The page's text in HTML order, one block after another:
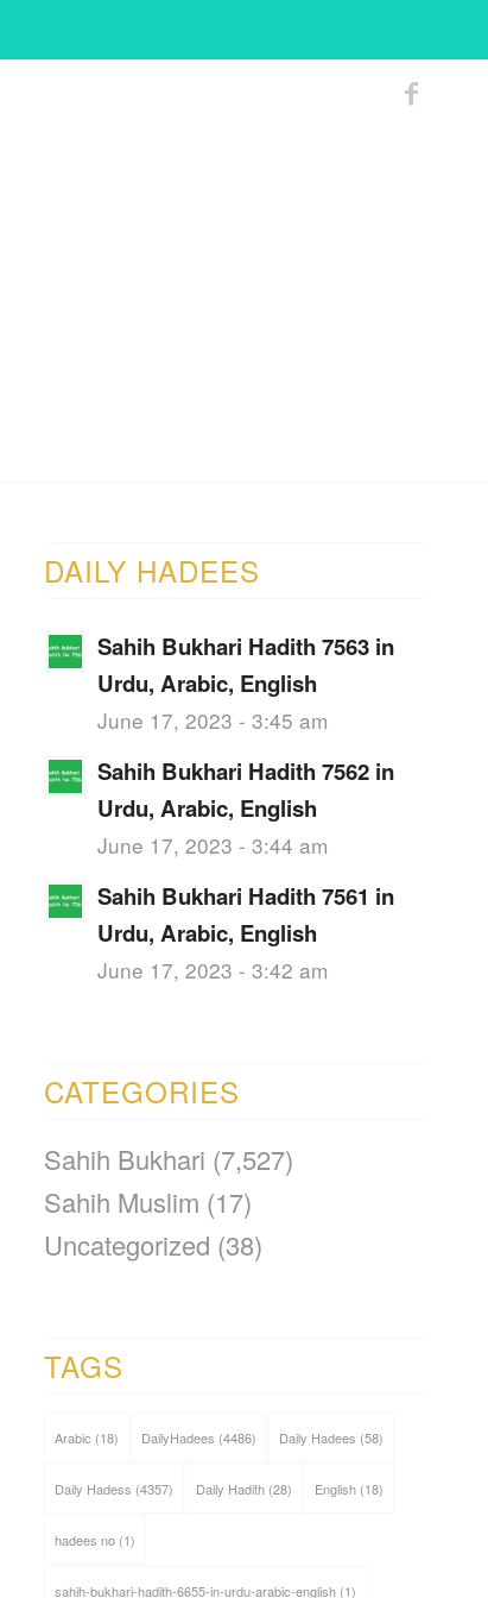
DAILY HADEES
Sahih Bukhari Hadith 7563 in
Urdu, Arabic, English
June 17, 2023 - 3:45 am
Sahih Bukhari Hadith 7562 in
Urdu, Arabic, English
June 17, 2023 - 3:44 am
Sahih Bukhari Hadith 7561 in
Urdu, Arabic, English
June 17, 2023 - 3:42 am
CATEGORIES
Sahih Bukhari (7,527)
Sahih Muslim (17)
Uncategorized (38)
TAGS
Arabic (18) DailyHadees (4486) Daily Hadees (58)
Daily Hadess (4357) Daily Hadith(28) English(18)
hadees no(1)
sahih-bukhari-hadith-6655-in-urdu-arabic-english(1)